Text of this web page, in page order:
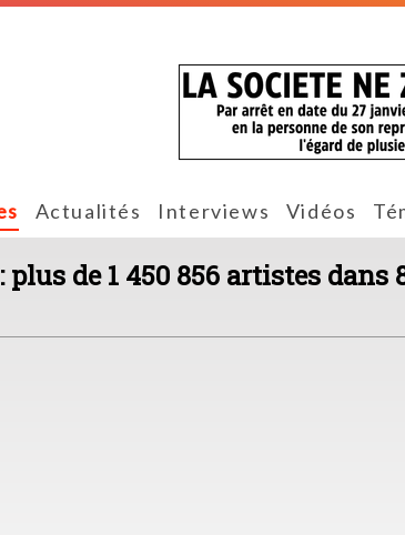
Actualités Interviews Vidéos
plus de 1 450 856 artistes